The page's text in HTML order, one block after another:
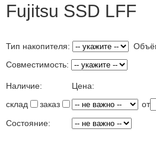
Fujitsu SSD LFF
Тип накопителя:
Совместимость:
Наличие:
Цена:
склад
заказ от
Состояние: